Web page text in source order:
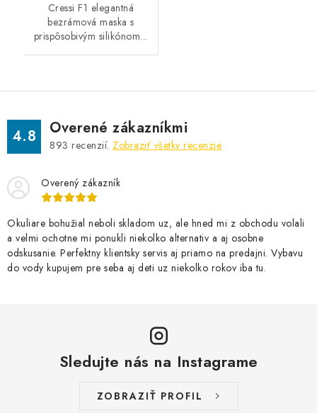
Cressi F1 elegantná
bezrámová maska s
prispôsobivým silikónom...
4.8 Overené zákazníkmi
893 recenzií. Zobraziť všetky recenzie
Overený zákazník
Okuliare bohužial neboli skladom uz, ale hned mi z obchodu volali
a velmi ochotne mi ponukli niekolko alternativ a aj osobne
odskusanie. Perfektny klientsky servis aj priamo na predajni. Vybavu
do vody kupujem pre seba aj deti uz niekolko rokov iba tu.
Sledujte nás na Instagrame
ZOBRAZIŤ PROFIL